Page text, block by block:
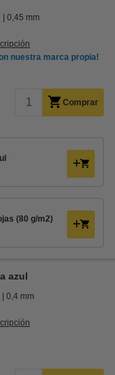
0,45 mm
nuestra marca propia!
Comprar
(80 g/m2)
azul
0,4 mm